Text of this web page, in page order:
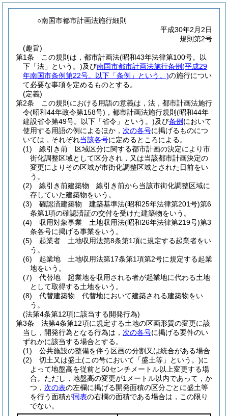
○南国市都市計画法施行細則
平成30年2月2日
規則第2号
(趣旨)
第1条
この規則は，都市計画法(昭和43年法律第100号。以
下「法」という。)及び南国市都市計画法施行条例(平成29
年南国市条例第22号。以下「条例」という。)の施行につい
て必要な事項を定めるものとする。
(定義)
第2条
この規則における用語の意義は，法，都市計画法施行
令(昭和44年政令第158号) ，都市計画法施行規則 (昭和44年
建設省令第49号。以下「省令」という。)及び条例 において
使用する用語の例によるほか， 次の各号に掲げるものにつ
いては，それぞれ当該各号に定めるところによる。
(1)
線引き前 区域区分に関する都市計画の決定により市
街化調整区域として区分され，又は当該都市計画決定の
変更によりその区域が市街化調整区域とされた日前をい
う。
(2)
線引き前建築物 線引き前から当該市街化調整区域に
存していた建築物をいう。
(3)
確認済建築物 建築基準法(昭和25年法律第201号)第6
条第1項の確認済証の交付を受けた建築物をいう。
(4)
収用対象事業 土地収用法(昭和26年法律第219号)第3
条各号に掲げる事業をいう。
(5)
起業者 土地収用法第8条第1項に規定する起業者をい
う。
(6)
起業地 土地収用法第17条第1項第2号に規定する起業
地をいう。
(7)
代替地 起業地を収用される者が起業地に代わる土地
として取得する土地をいう。
(8)
代替建築物 代替地において建築される建築物をい
う。
(法第4条第12項に該当する開発行為)
第3条
法第4条第12項に規定する土地の区画形質の変更に該
当し，開発行為となる行為は， 次の各号に掲げる要件のい
ずれかに該当する場合とする。
(1)
公共施設の整備を伴う区画の分割又は統合がある場合
(2)
切土又は盛土(この号において「盛土等」という。)に
よって地盤高を従前と50センチメートル以上変更する場
合。 ただし，地盤高の変更が1メートル以内であって，か
つ， 次の表の左欄に掲げる開発面積の区分ごとに盛土等
を行う面積が同表の右欄の面積である場合は，この限り
でない。